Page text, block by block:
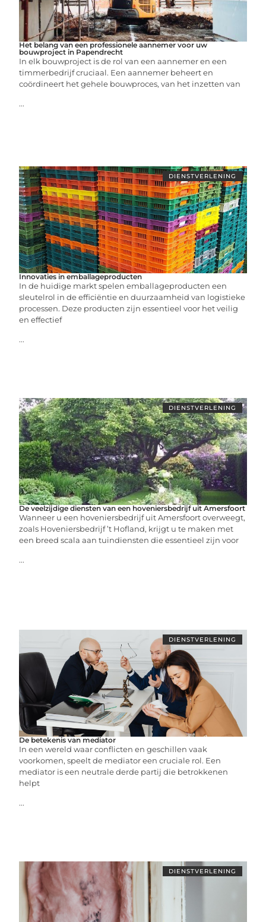
Het belang van een professionele aannemer voor uw
bouwproject in Papendrecht
In elk bouwproject is de rol van een aannemer en een
timmerbedrijf cruciaal. Een aannemer beheert en
coördineert het gehele bouwproces, van het inzetten van
...
DIENSTVERLENING
Innovaties in emballageproducten
In de huidige markt spelen emballageproducten een
sleutelrol in de efficiëntie en duurzaamheid van logistieke
processen. Deze producten zijn essentieel voor het veilig
en effectief
...
DIENSTVERLENING
De veelzijdige diensten van een hoveniersbedrijf uit Amersfoort
Wanneer u een hoveniersbedrijf uit Amersfoort overweegt,
zoals Hoveniersbedrijf ’t Hofland, krijgt u te maken met
een breed scala aan tuindiensten die essentieel zijn voor
...
DIENSTVERLENING
De betekenis van mediator
In een wereld waar conflicten en geschillen vaak
voorkomen, speelt de mediator een cruciale rol. Een
mediator is een neutrale derde partij die betrokkenen
helpt
...
DIENSTVERLENING